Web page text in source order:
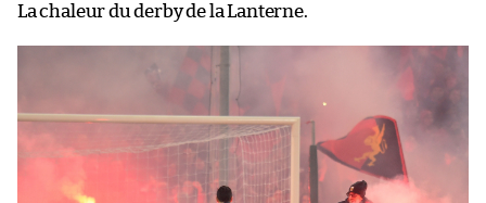
La chaleur du derby de la Lanterne.